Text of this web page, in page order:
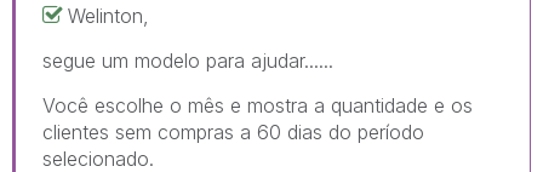
Welinton,
segue um modelo para ajudar......
Você escolhe o mês e mostra a quantidade e os
clientes sem compras a 60 dias do período
selecionado.